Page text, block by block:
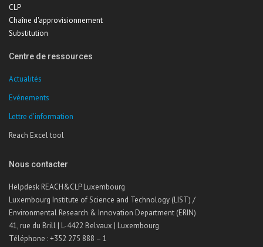
CLP
Chaîne d'approvisionnement
Substitution
Centre de ressources
Actualités
Evénements
Lettre d'information
Reach Excel tool
Nous contacter
Helpdesk REACH&CLP Luxembourg
Luxembourg Institute of Science and Technology (LIST) /
Environmental Research & Innovation Department (ERIN)
41, rue du Brill | L-4422 Belvaux | Luxembourg
Téléphone : +352 275 888 – 1